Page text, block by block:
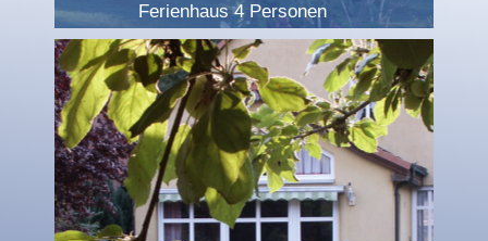
Ferienhaus 4 Personen